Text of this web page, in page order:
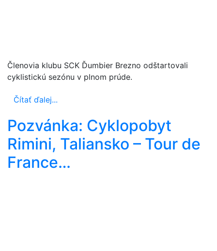
Členovia klubu SCK Ďumbier Brezno odštartovali
cyklistickú sezónu v plnom prúde.
Čítať ďalej...
Pozvánka: Cyklopobyt
Rimini, Taliansko – Tour de
France…